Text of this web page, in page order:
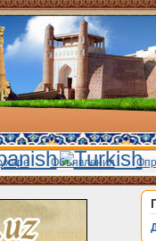
Объявления